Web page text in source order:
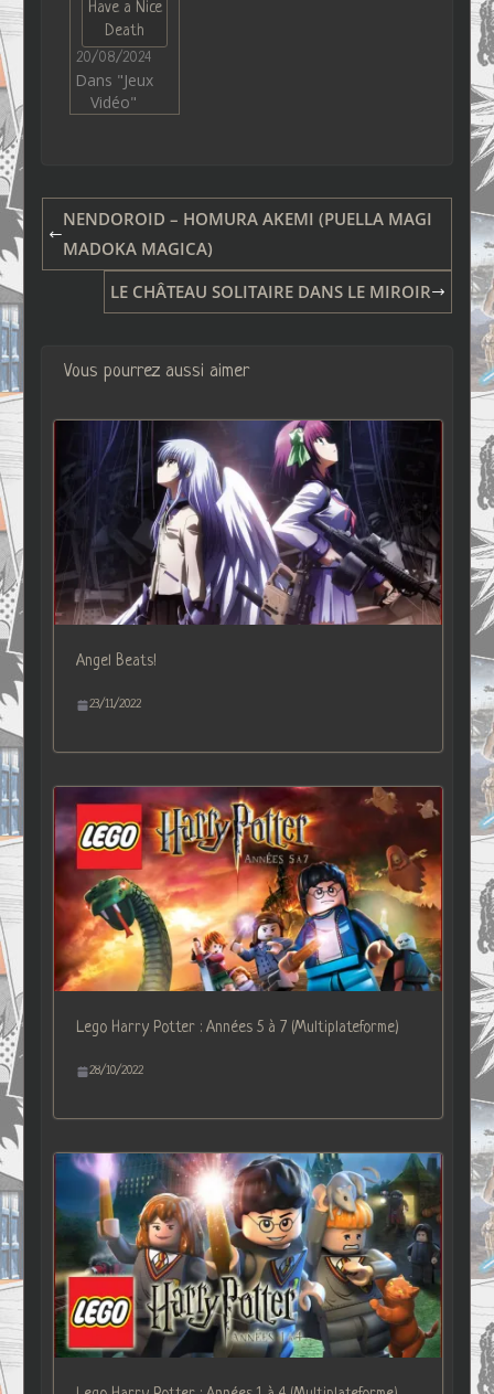
Have a Nice
Death
20/08/2024
Dans "Jeux
Vidéo"
NENDOROID – HOMURA AKEMI (PUELLA MAGI
MADOKA MAGICA)
LE CHÂTEAU SOLITAIRE DANS LE MIROIR
Vous pourrez aussi aimer
Angel Beats!
23/11/2022
Lego Harry Potter : Années 5 à 7 (Multiplateforme)
28/10/2022